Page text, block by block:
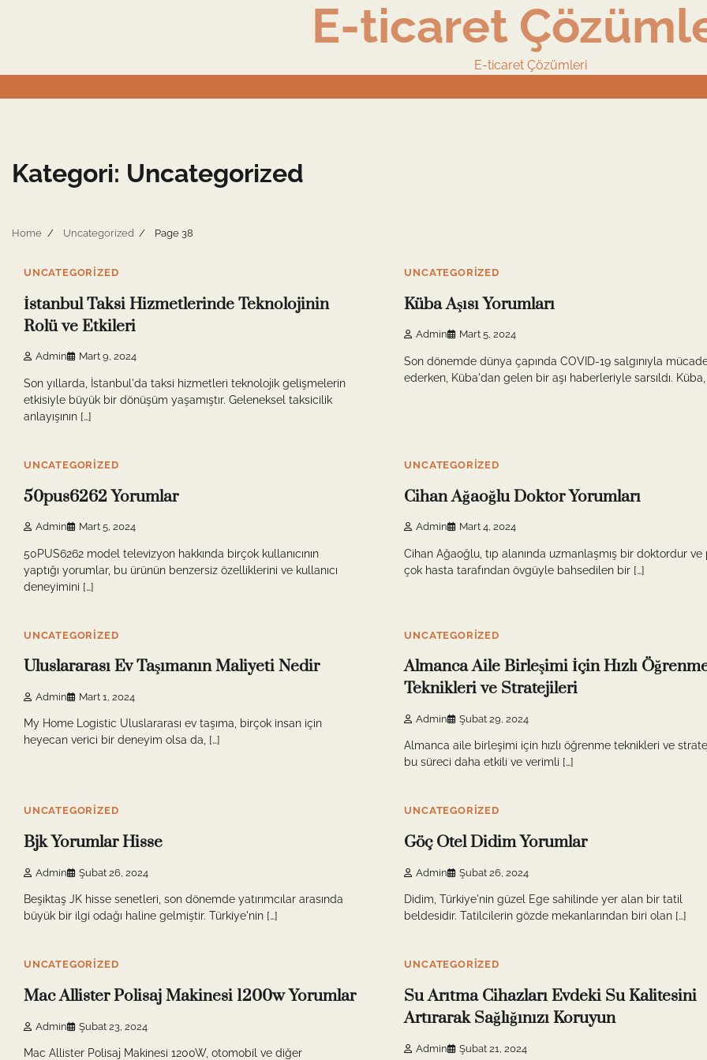
E-ticaret
E-ticaret Çözümleri
Kategori: Uncategorized
Home Uncategorized Page 38
10 min read 0
UNCATEGORIZED
İstanbul Taksi Hizmetlerinde Teknolojinin
Rolü ve Etkileri
Admin Mart 9, 2024
Son yıllarda, İstanbul'da taksi hizmetleri teknolojik gelişmelerin
etkisiyle büyük bir dönüşüm yaşamıştır. Geleneksel taksicilik
anlayışının […]
UNCATEGORIZED
Küba Aşısı Yorumları
Admin Mart 5, 2024
Son dönemde dünya çapında COVID-19 salgınıyla
ederken, Küba'dan gelen bir aşı haberleriyle sarsıldı. Küba,
UNCATEGORIZED
50pus6262 Yorumlar
Admin Mart 5, 2024
50PUS6262 model televizyon hakkında birçok kullanıcının
yaptığı yorumlar, bu ürünün benzersiz özelliklerini ve kullanıcı
deneyimini […]
UNCATEGORIZED
Cihan Ağaoğlu Doktor Yorumları
Admin Mart 4, 2024
Cihan Ağaoğlu, tıp alanında uzmanlaşmış bir doktordur ve
çok hasta tarafından övgüyle bahsedilen bir […]
UNCATEGORIZED
Uluslararası Ev Taşımanın Maliyeti Nedir
Admin Mart 1, 2024
My Home Logistic Uluslararası ev taşıma, birçok insan için
heyecan verici bir deneyim olsa da, […]
UNCATEGORIZED
Almanca Aile Birleşimi İçin Hızlı
Teknikleri ve Stratejileri
Admin Şubat 29, 2024
Almanca aile birleşimi için hızlı öğrenme teknikleri ve
bu süreci daha etkili ve verimli […]
UNCATEGORIZED
Bjk Yorumlar Hisse
Admin Şubat 26, 2024
Beşiktaş JK hisse senetleri, son dönemde yatırımcılar arasında
büyük bir ilgi odağı haline gelmiştir. Türkiye'nin […]
UNCATEGORIZED
Göç Otel Didim Yorumlar
Admin Şubat 26, 2024
Didim, Türkiye'nin güzel Ege sahilinde yer alan bir tatil
beldesidir. Tatilcilerin gözde mekanlarından biri olan […]
UNCATEGORIZED
Mac Allister Polisaj Makinesi 1200w Yorumlar
Admin Şubat 23, 2024
Mac Allister Polisaj Makinesi 1200W, otomobil ve diğer
UNCATEGORIZED
Su Arıtma Cihazları Evdeki Su Kalitesini
Artırarak Sağlığınızı Koruyun
Admin Şubat 21, 2024